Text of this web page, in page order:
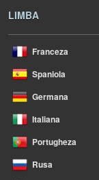
LIMBA
Franceza
Spaniola
Germana
Italiana
Portugheza
Rusa